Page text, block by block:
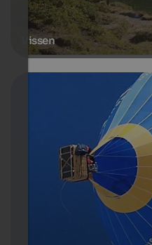
Vissen